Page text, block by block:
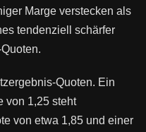
Marge verstecken als
tendenziell schärfer
Quoten. Ein
von 1,25 steht
von etwa 1,85 und einer